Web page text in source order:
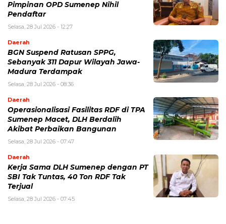
Pimpinan OPD Sumenep Nihil
Pendaftar
Selasa, 28 Jul 2026 - 12:27
Daerah
BGN Suspend Ratusan SPPG,
Sebanyak 311 Dapur Wilayah Jawa-
Madura Terdampak
Selasa, 28 Jul 2026 - 08:36
Daerah
Operasionalisasi Fasilitas RDF di TPA
Sumenep Macet, DLH Berdalih
Akibat Perbaikan Bangunan
Selasa, 28 Jul 2026 - 07:47
Daerah
Kerja Sama DLH Sumenep dengan PT
SBI Tak Tuntas, 40 Ton RDF Tak
Terjual
Selasa, 28 Jul 2026 - 07:45